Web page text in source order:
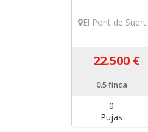
El Pont de Suert
22.500 €
0.5finca
0
Pujas